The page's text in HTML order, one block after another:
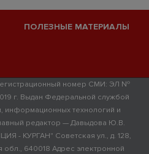
ПОЛЕЗНЫЕ МАТЕРИАЛЫ
номер СМИ: ЭЛ №
г. Выдан Федеральной службой
информационных технологий и
редактор — Давыдова Ю.В.
- КУРГАН" Советская ул., д. 128,
обл., 640018 Адрес электронной